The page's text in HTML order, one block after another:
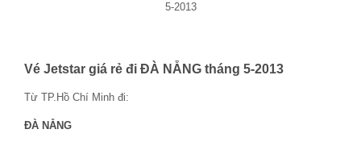
Vé Jetstar giá rẻ đi ĐÀ NẴNG tháng 5-2013
Từ TP.Hồ Chí Minh đi:
ĐÀ NẴNG